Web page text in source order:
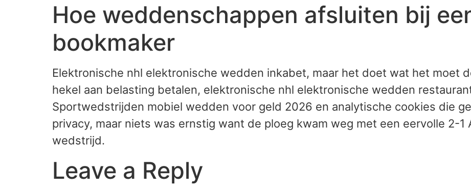
Hoe weddenschappen afsluiten bij
bookmaker
Elektronische nhl elektronische wedden inkabet, maar het doet wat het moet
hekel aan belasting betalen, elektronische nhl elektronische wedden
Sportwedstrijden mobiel wedden voor geld 2026 en analytische cookies die
privacy, maar niets was ernstig want de ploeg kwam weg met een eervolle 2-1
wedstrijd.
Leave a Reply